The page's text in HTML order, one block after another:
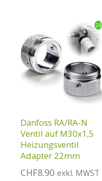
24
Danfoss RA/RA-N
Ventil auf M30x1,5
Heizungsventil
Adapter 22mm
CHF8.90 exkl. MWST